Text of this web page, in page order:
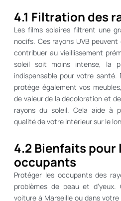
4.1 Filtration des
Les films solaires filtrent une
nocifs. Ces rayons UVB
contribuer au vieillissement
soleil soit moins intense, la
indispensable pour votre
protège également vos
de valeur de la décoloration et
rayons du soleil. Cela aide à
qualité de votre intérieur sur le
4.2 Bienfaits pour
occupants
Protéger les occupants des
problèmes de peau et
voiture à Marseille ou dans